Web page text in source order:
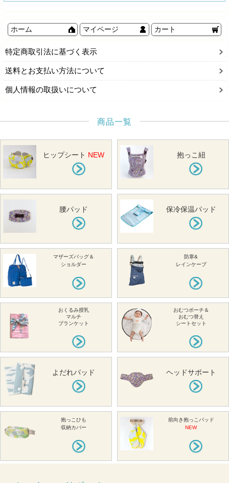
ホーム マイページ カート
特定商取引法に基づく表示
送料とお支払い方法について
個人情報の取扱いについて
商品一覧
ヒップシート NEW 抱っこ紐
腰パッド 保冷保温パッド
マザーズバッグ＆
ショルダー
防寒&
レインケープ
おくるみ授乳
マルチ
ブランケット
おむつポーチ＆
おむつ替え
シートセット
よだれパッド ヘッドサポート
抱っこひも
収納カバー
前向き抱っこパッド
NEW